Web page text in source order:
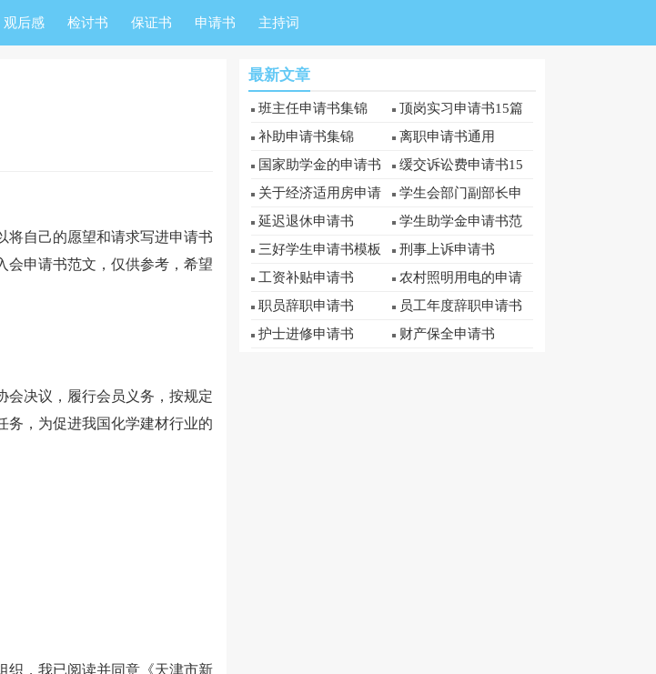
观后感 检讨书 保证书 申请书 主持词
自己的愿望和请求写进申请书
会申请书范文，仅供参考，希望
决议，履行会员义务，按规定
务，为促进我国化学建材行业的
，我已阅读并同意《天津市新
最新文章
班主任申请书集锦
顶岗实习申请书15篇
补助申请书集锦
离职申请书通用
国家助学金的申请书
缓交诉讼费申请书15
篇
关于经济适用房申请
书
学生会部门副部长申
请书
延迟退休申请书
学生助学金申请书范
文
三好学生申请书模板
刑事上诉申请书
工资补贴申请书
农村照明用电的申请
书
职员辞职申请书
员工年度辞职申请书
护士进修申请书
财产保全申请书